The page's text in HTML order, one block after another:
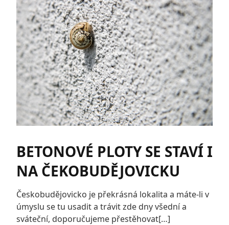
BETONOVÉ PLOTY SE STAVÍ I
NA ČEKOBUDĚJOVICKU
Českobudějovicko je překrásná lokalita a máte-li v
úmyslu se tu usadit a trávit zde dny všední a
sváteční, doporučujeme přestěhovat[…]